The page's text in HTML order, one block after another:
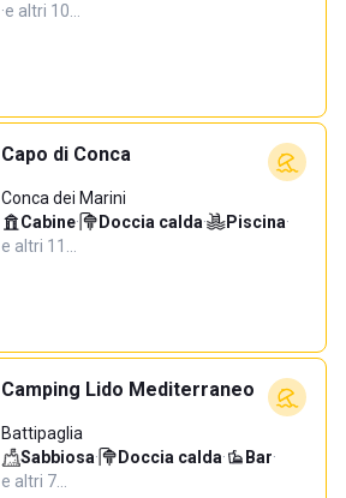
·e altri 10…
Capo di Conca
Conca dei Marini
Cabine· Doccia calda· Piscina·
e altri 11…
Camping Lido Mediterraneo
Battipaglia
Sabbiosa· Doccia calda· Bar·
e altri 7…